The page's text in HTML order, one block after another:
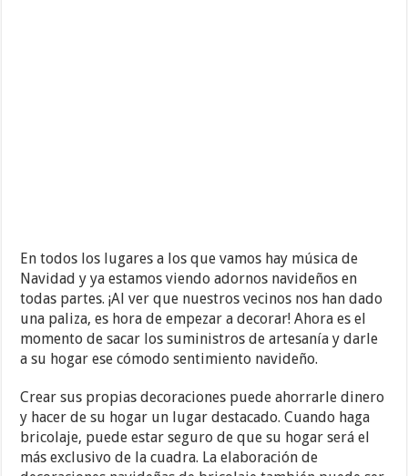
En todos los lugares a los que vamos hay música de
Navidad y ya estamos viendo adornos navideños en
todas partes. ¡Al ver que nuestros vecinos nos han dado
una paliza, es hora de empezar a decorar! Ahora es el
momento de sacar los suministros de artesanía y darle
a su hogar ese cómodo sentimiento navideño.
Crear sus propias decoraciones puede ahorrarle dinero
y hacer de su hogar un lugar destacado. Cuando haga
bricolaje, puede estar seguro de que su hogar será el
más exclusivo de la cuadra. La elaboración de